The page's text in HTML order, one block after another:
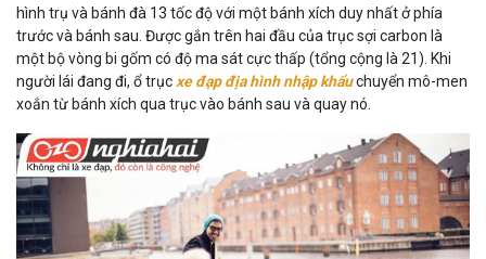
hình trụ và bánh đà 13 tốc độ với một bánh xích duy nhất ở phía
trước và bánh sau. Được gắn trên hai đầu của trục sợi carbon là
một bộ vòng bi gốm có độ ma sát cực thấp (tổng cộng là 21). Khi
người lái đang đi, ổ trục xe đạp địa hình nhập khẩuchuyển mô-men
xoắn từ bánh xích qua trục vào bánh sau và quay nó.